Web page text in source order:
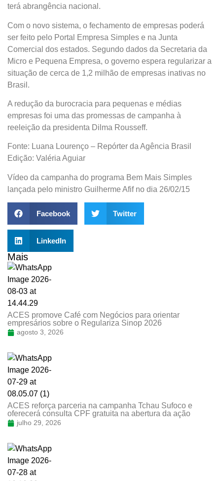
terá abrangência nacional.
Com o novo sistema, o fechamento de empresas poderá
ser feito pelo Portal Empresa Simples e na Junta
Comercial dos estados. Segundo dados da Secretaria da
Micro e Pequena Empresa, o governo espera regularizar a
situação de cerca de 1,2 milhão de empresas inativas no
Brasil.
A redução da burocracia para pequenas e médias
empresas foi uma das promessas de campanha à
reeleição da presidenta Dilma Rousseff.
Fonte: Luana Lourenço – Repórter da Agência Brasil
Edição: Valéria Aguiar
Vídeo da campanha do programa Bem Mais Simples
lançada pelo ministro Guilherme Afif no dia 26/02/15
Facebook Twitter
LinkedIn
Mais
ACES promove Café com Negócios para orientar
empresários sobre o Regulariza Sinop 2026
agosto 3, 2026
ACES reforça parceria na campanha Tchau Sufoco e
oferecerá consulta CPF gratuita na abertura da ação
julho 29, 2026